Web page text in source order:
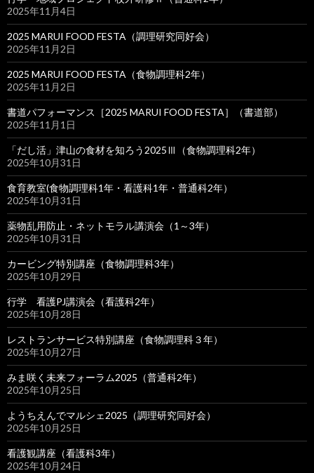
2025年11月4日
2025 MARUI FOOD FESTA（調理研究同好会）
2025年11月2日
2025 MARUI FOOD FESTA（食物調理科2年）
2025年11月2日
書道パフォーマンス［2025 MARUI FOOD FESTA］（書道部）
2025年11月1日
「だし活」津山の食材を知ろう2025Ⅲ（食物調理科2年）
2025年10月31日
食育教室(食物調理科1年・看護科1年・普通科2年）
2025年10月31日
薬物乱用防止・ネットモラル講演会（1～3年）
2025年10月31日
カービング特別講座（食物調理科3年）
2025年10月29日
行学 看護PJ講演会（看護科2年）
2025年10月28日
レストランサービス特別講座（食物調理科３年）
2025年10月27日
みま咲く未来フォーラム2025（普通科2年）
2025年10月25日
ようちえんでマルシェ2025（調理研究同好会）
2025年10月25日
看護観講座（看護科3年）
2025年10月24日